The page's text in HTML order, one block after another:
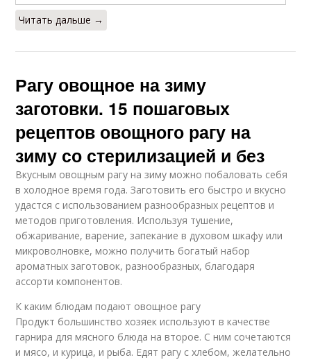
Читать дальше →
Рагу овощное на зиму
заготовки. 15 пошаговых
рецептов овощного рагу на
зиму со стерилизацией и без
Вкусным овощным рагу на зиму можно побаловать себя
в холодное время года. Заготовить его быстро и вкусно
удастся с использованием разнообразных рецептов и
методов приготовления. Используя тушение,
обжаривание, варение, запекание в духовом шкафу или
микроволновке, можно получить богатый набор
ароматных заготовок, разнообразных, благодаря
ассорти компонентов.
К каким блюдам подают овощное рагу
Продукт большинство хозяек используют в качестве
гарнира для мясного блюда на второе. С ним сочетаются
и мясо, и курица, и рыба. Едят рагу с хлебом, желательно